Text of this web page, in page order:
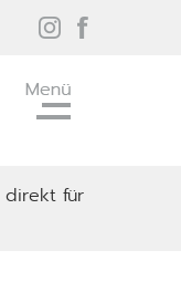
direkt für